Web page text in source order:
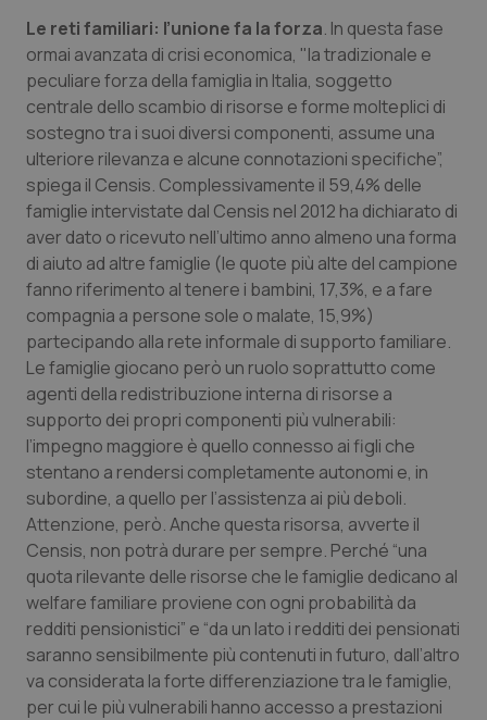
Le reti familiari: l’unione fa la forza. In questa fase
ormai avanzata di crisi economica, "la tradizionale e
peculiare forza della famiglia in Italia, soggetto
centrale dello scambio di risorse e forme molteplici di
sostegno tra i suoi diversi componenti, assume una
ulteriore rilevanza e alcune connotazioni specifiche”,
spiega il Censis. Complessivamente il 59,4% delle
famiglie intervistate dal Censis nel 2012 ha dichiarato di
aver dato o ricevuto nell’ultimo anno almeno una forma
di aiuto ad altre famiglie (le quote più alte del campione
fanno riferimento al tenere i bambini, 17,3%, e a fare
compagnia a persone sole o malate, 15,9%)
partecipando alla rete informale di supporto familiare.
Le famiglie giocano però un ruolo soprattutto come
agenti della redistribuzione interna di risorse a
supporto dei propri componenti più vulnerabili:
l’impegno maggiore è quello connesso ai figli che
stentano a rendersi completamente autonomi e, in
subordine, a quello per l’assistenza ai più deboli.
Attenzione, però. Anche questa risorsa, avverte il
Censis, non potrà durare per sempre. Perché “una
quota rilevante delle risorse che le famiglie dedicano al
welfare familiare proviene con ogni probabilità da
redditi pensionistici” e “da un lato i redditi dei pensionati
saranno sensibilmente più contenuti in futuro, dall’altro
va considerata la forte differenziazione tra le famiglie,
per cui le più vulnerabili hanno accesso a prestazioni